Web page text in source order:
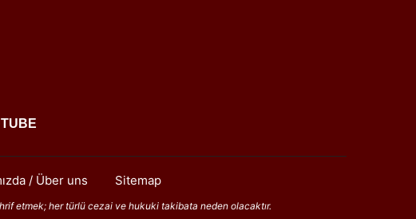
/ Über uns Sitemap
etmek; her türlü cezai ve hukuki takibata neden olacaktır.